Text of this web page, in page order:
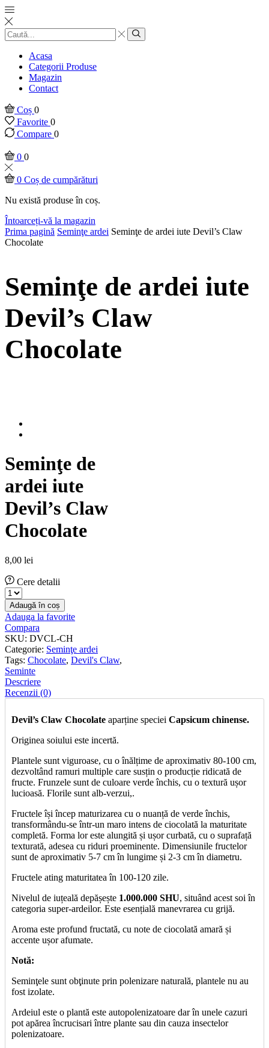
Introducere
căutare
Căutare
Acasa
Categorii Produse
Magazin
Contact
Coș 0
Favorite 0
Compare 0
0 0
0 Coș de cumpărături
Nu există produse în coș.
Întoarceți-vă la magazin
Prima pagină Seminţe ardei Seminţe de ardei iute Devil’s Claw
Chocolate
Seminţe de ardei iute
Devil’s Claw
Chocolate
Seminţe de
ardei iute
Devil’s Claw
Chocolate
8,00 lei
Cere detalii
Seminţe
de
ardei
iute
Devil's
Claw
Chocolate
cantitate
Adaugă în coș
Adauga la favorite
Compara
SKU: DVCL-CH
Categorie: Seminţe ardei
Tags: Chocolate, Devil's Claw,
Seminte
Descriere
Recenzii (0)
Devil’s Claw Chocolate aparține speciei Capsicum chinense.
Originea soiului este incertă.
Plantele sunt viguroase, cu o înălțime de aproximativ 80-100 cm,
dezvoltând ramuri multiple care susțin o producție ridicată de
fructe. Frunzele sunt de culoare verde închis, cu o textură ușor
lucioasă. Florile sunt alb-verzui,.
Fructele își încep maturizarea cu o nuanță de verde închis,
transformându-se într-un maro intens de ciocolată la maturitate
completă. Forma lor este alungită și ușor curbată, cu o suprafață
texturată, adesea cu riduri proeminente. Dimensiunile fructelor
sunt de aproximativ 5-7 cm în lungime și 2-3 cm în diametru.
Fructele ating maturitatea în 100-120 zile.
Nivelul de iuțeală depășește 1.000.000 SHU, situând acest soi în
categoria super-ardeilor. Este esențială manevrarea cu grijă.
Aroma este profund fructată, cu note de ciocolată amară și
accente ușor afumate.
Notă:
Seminţele sunt obţinute prin polenizare naturală, plantele nu au
fost izolate.
Ardeiul este o plantă este autopolenizatoare dar în unele cazuri
pot apărea încrucisari între plante sau din cauza insectelor
polenizatoare.